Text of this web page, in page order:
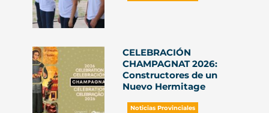
CELEBRACIÓN
CHAMPAGNAT 2026:
Constructores de un
Nuevo Hermitage
Noticias Provinciales